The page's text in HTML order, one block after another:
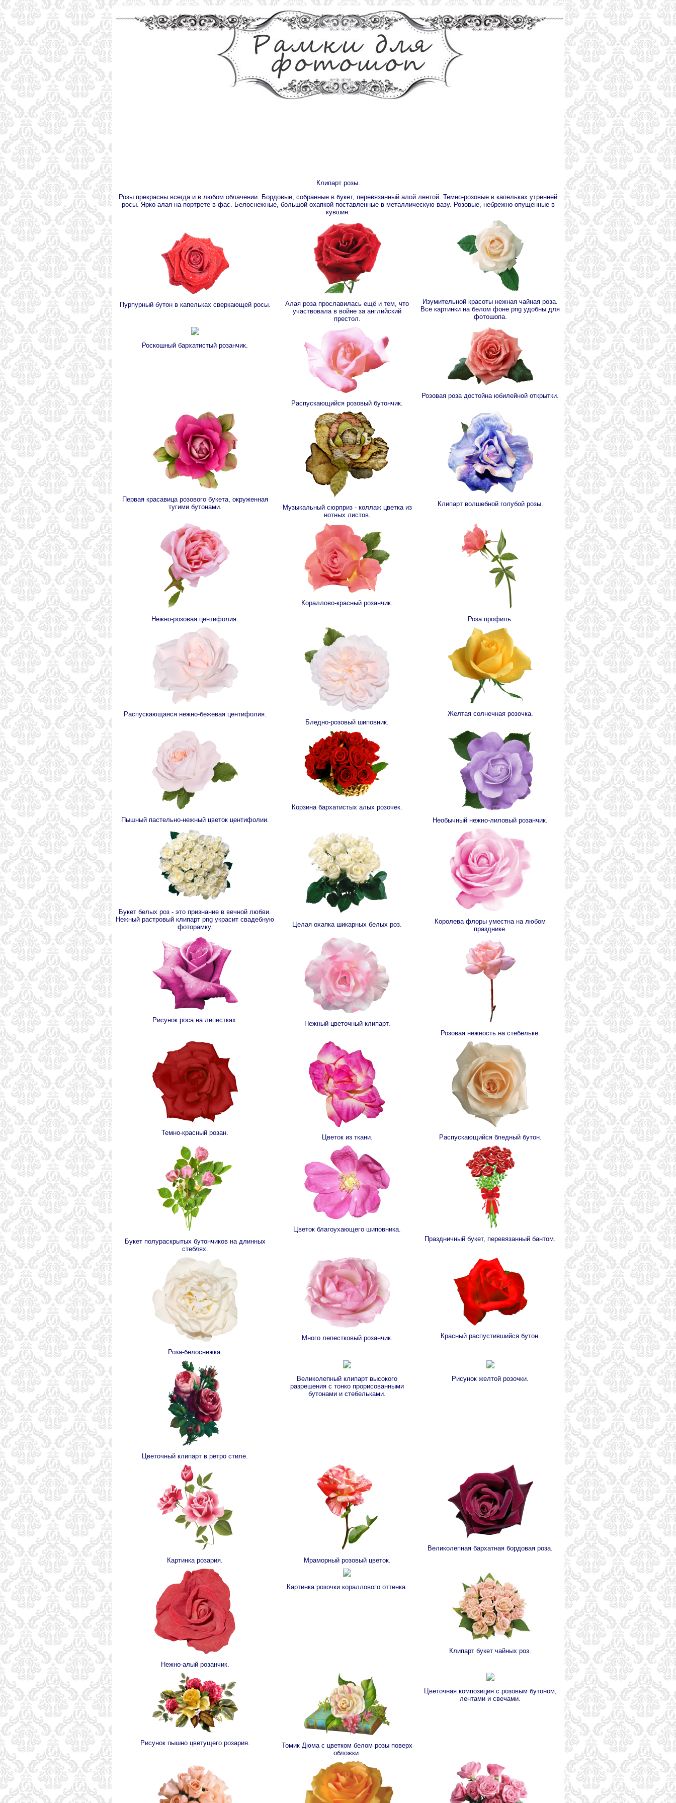
Клипарт розы.
Розы прекрасны всегда и в любом облачении. Бордовые, собранные в букет, перевязанный алой лентой. Темно-розовые в капельках утренней
росы. Ярко-алая на портрете в фас. Белоснежные, большой охапкой поставленные в металлическую вазу. Розовые, небрежно опущенные в
кувшин.
Пурпурный бутон в капельках сверкающей росы.
Алая роза прославилась ещё и тем, что
участвовала в войне за английский
престол.
Изумительной красоты нежная чайная роза.
Все картинки на белом фоне png удобны для
фотошопа.
Роскошный бархатистый розанчик.
Распускающийся розовый бутончик.
Розовая роза достойна юбилейной открытки.
Первая красавица розового букета, окруженная
тугими бутонами.
Музыкальный сюрприз - коллаж цветка из
нотных листов.
Клипарт волшебной голубой розы.
Нежно-розовая центифолия.
Кораллово-красный розанчик.
Роза профиль.
Распускающаяся нежно-бежевая центифолия.
Бледно-розовый шиповник.
Желтая солнечная розочка.
Пышный пастельно-нежный цветок центифолии.
Корзина бархатистых алых розочек.
Необычный нежно-лиловый розанчик.
Букет белых роз - это признание в вечной любви.
Нежный растровый клипарт png украсит свадебную
фоторамку.
Целая охапка шикарных белых роз.
Королева флоры уместна на любом
празднике.
Рисунок роса на лепестках.
Нежный цветочный клипарт.
Розовая нежность на стебельке.
Темно-красный розан.
Цветок из ткани. Распускающийся бледный бутон.
Букет полураскрытых бутончиков на длинных
стеблях.
Цветок благоухающего шиповника.
Праздничный букет, перевязанный бантом.
Роза-белоснежка.
Много лепестковый розанчик. Красный распустившийся бутон.
Цветочный клипарт в ретро стиле.
Великолепный клипарт высокого
разрешения с тонко прорисованными
бутонами и стебельками.
Рисунок желтой розочки.
Картинка розария. Мраморный розовый цветок.
Великолепная бархатная бордовая роза.
Нежно-алый розанчик.
Картинка розочки кораллового оттенка.
Клипарт букет чайных роз.
Рисунок пышно цветущего розария.
Томик Дюма с цветком белом розы поверх
обложки.
Цветочная композиция с розовым бутоном,
лентами и свечами.